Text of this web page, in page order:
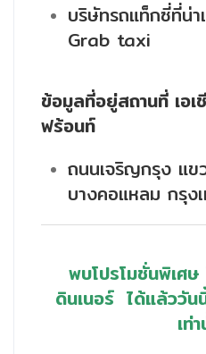
บริษัทรถแท็กซี่ที่น่
Grab taxi
ข้อมูลที่อยู่สถานที่ เอเ
ฟร้อนท์
ถนนเจริญกรุง แข
บางคอแหลม กรุง
พบโปรโมชั่นพิเศษ
ดินเนอร์ ได้แล้ววัน
เท่